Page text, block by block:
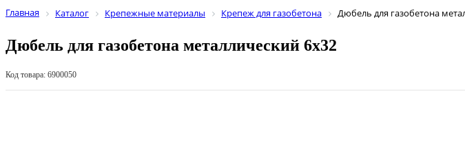
Главная Каталог Крепежные материалы Крепеж для газобетона Дюбель для газобетона
Дюбель для газобетона металлический 6х32
Код товара: 6900050